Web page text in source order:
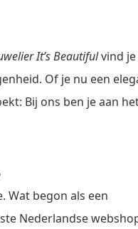
It’s Beautifulvind
Of je nu een
Bij ons ben je aan
Wat begon als een
Nederlandse